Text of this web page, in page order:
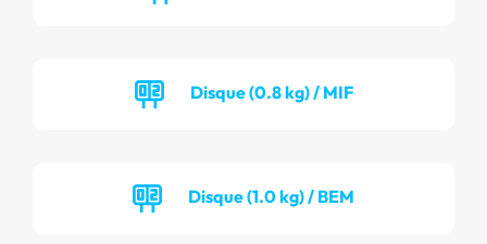
Disque (0.8 kg) / MIF
Disque (1.0 kg) / BEM